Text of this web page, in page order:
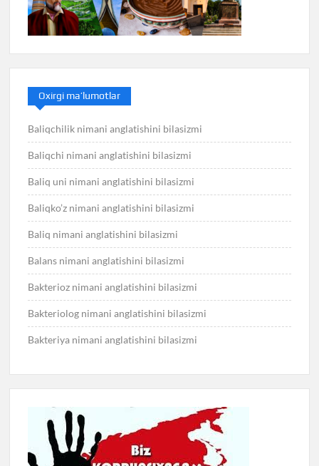
Oxirgi ma’lumotlar
Baliqchilik nimani anglatishini bilasizmi
Baliqchi nimani anglatishini bilasizmi
Baliq uni nimani anglatishini bilasizmi
Baliqko’z nimani anglatishini bilasizmi
Baliq nimani anglatishini bilasizmi
Balans nimani anglatishini bilasizmi
Bakterioz nimani anglatishini bilasizmi
Bakteriolog nimani anglatishini bilasizmi
Bakteriya nimani anglatishini bilasizmi